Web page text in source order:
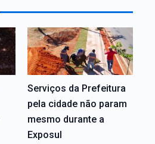
Serviços da Prefeitura
pela cidade não param
mesmo durante a
Exposul